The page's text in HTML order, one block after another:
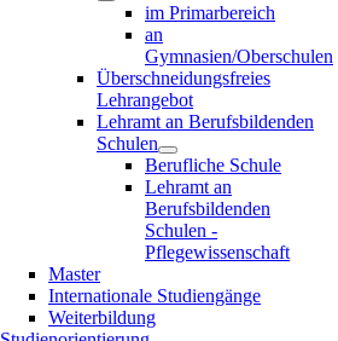
im Primarbereich
an
Gymnasien/Oberschulen
Überschneidungsfreies
Lehrangebot
Lehramt an Berufsbildenden
Schulen
Berufliche Schule
Lehramt an
Berufsbildenden
Schulen -
Pflegewissenschaft
Master
Internationale Studiengänge
Weiterbildung